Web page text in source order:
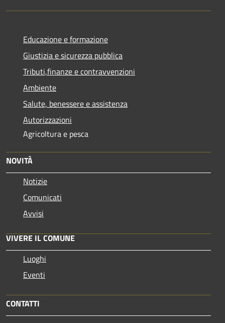
Educazione e formazione
Giustizia e sicurezza pubblica
Tributi,finanze e contravvenzioni
Ambiente
Salute, benessere e assistenza
Autorizzazioni
Agricoltura e pesca
NOVITÀ
Notizie
Comunicati
Avvisi
VIVERE IL COMUNE
Luoghi
Eventi
CONTATTI